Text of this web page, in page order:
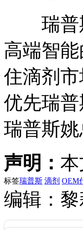
瑞普斯
高端智
住滴剂
优先瑞
瑞普斯姚
声明：
标签瑞普斯 滴剂 OEM
编辑：黎